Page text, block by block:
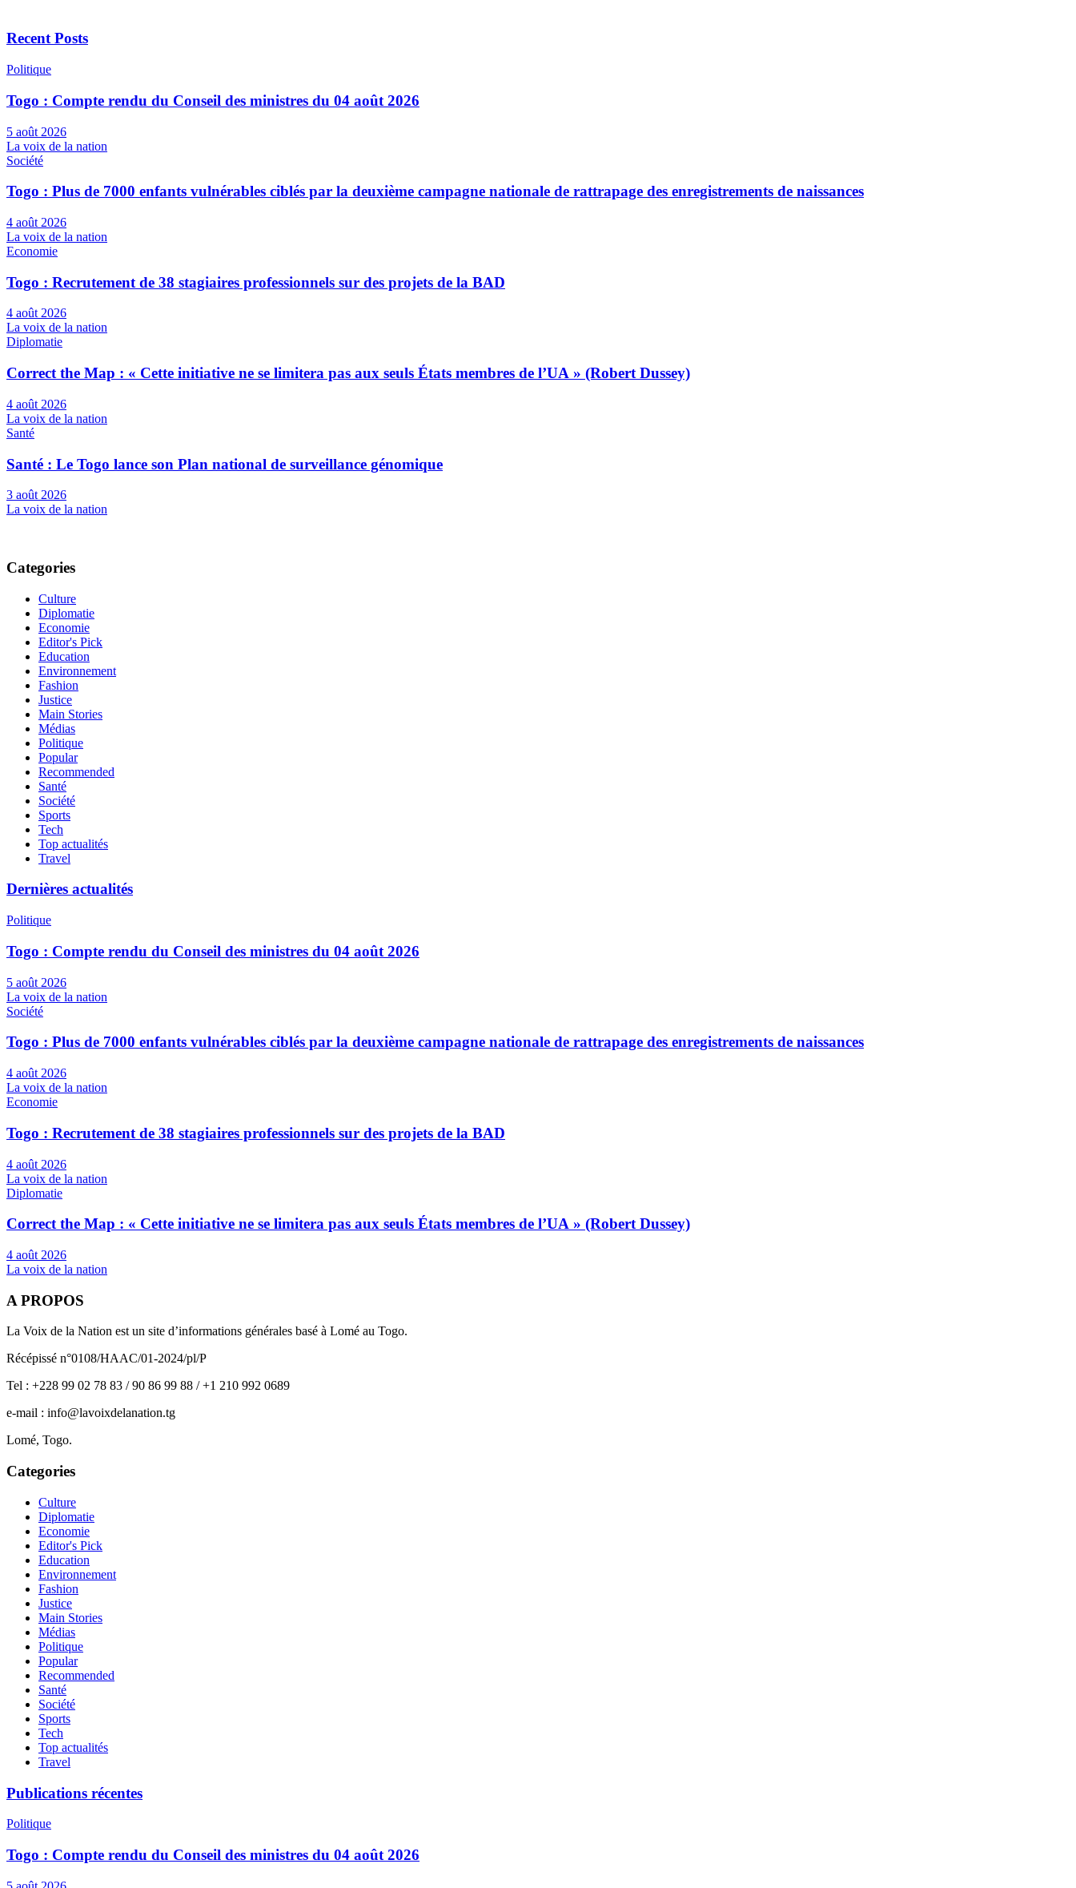
Recent Posts
Politique
Togo : Compte rendu du Conseil des ministres du 04 août 2026
5 août 2026
La voix de la nation
Société
Togo : Plus de 7000 enfants vulnérables ciblés par la deuxième campagne nationale de rattrapage des enregistrements de naissances
4 août 2026
La voix de la nation
Economie
Togo : Recrutement de 38 stagiaires professionnels sur des projets de la BAD
4 août 2026
La voix de la nation
Diplomatie
Correct the Map : « Cette initiative ne se limitera pas aux seuls États membres de l’UA » (Robert Dussey)
4 août 2026
La voix de la nation
Santé
Santé : Le Togo lance son Plan national de surveillance génomique
3 août 2026
La voix de la nation
Categories
Culture
Diplomatie
Economie
Editor's Pick
Education
Environnement
Fashion
Justice
Main Stories
Médias
Politique
Popular
Recommended
Santé
Société
Sports
Tech
Top actualités
Travel
Dernières actualités
Politique
Togo : Compte rendu du Conseil des ministres du 04 août 2026
5 août 2026
La voix de la nation
Société
Togo : Plus de 7000 enfants vulnérables ciblés par la deuxième campagne nationale de rattrapage des enregistrements de naissances
4 août 2026
La voix de la nation
Economie
Togo : Recrutement de 38 stagiaires professionnels sur des projets de la BAD
4 août 2026
La voix de la nation
Diplomatie
Correct the Map : « Cette initiative ne se limitera pas aux seuls États membres de l’UA » (Robert Dussey)
4 août 2026
La voix de la nation
A PROPOS
La Voix de la Nation est un site d’informations générales basé à Lomé au Togo.
Récépissé n°0108/HAAC/01-2024/pl/P
Tel : +228 99 02 78 83 / 90 86 99 88 / +1 210 992 0689
e-mail : info@lavoixdelanation.tg
Lomé, Togo.
Categories
Culture
Diplomatie
Economie
Editor's Pick
Education
Environnement
Fashion
Justice
Main Stories
Médias
Politique
Popular
Recommended
Santé
Société
Sports
Tech
Top actualités
Travel
Publications récentes
Politique
Togo : Compte rendu du Conseil des ministres du 04 août 2026